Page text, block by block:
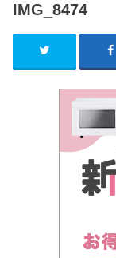
IMG_8474